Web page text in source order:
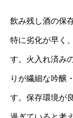
飲み残し酒の保
特に劣化が早く
す。火入れ済み
りが繊細な吟醸
す。保存環境が